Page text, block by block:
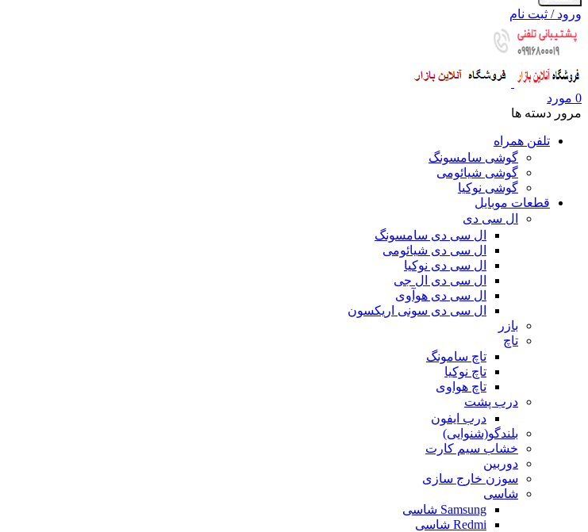
ورود / ثبت نام
0 مورد
مرور دسته ها
تلفن همراه
گوشی سامسونگ
گوشی شیائومی
گوشی نوکیا
قطعات موبایل
ال سی دی
ال سی دی سامسونگ
ال سی دی شیائومی
ال سی دی نوکیا
ال سی دی ال جی
ال سی دی هوآوی
ال سی دی سونی اریکسون
بازر
تاچ
تاچ سامونگ
تاچ نوکیا
تاچ هواوی
درب پشت
درب ایفون
بلندگو(شنوایی)
خشاب سیم کارت
دوربین
سوزن خارج سازی
شاسی
Samsung شاسی
Redmi شاسی